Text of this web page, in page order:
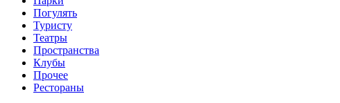
Погулять
Туристу
Театры
Пространства
Клубы
Прочее
Рестораны